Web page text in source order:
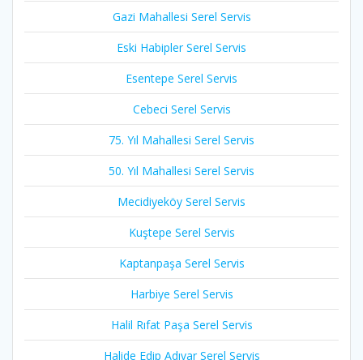
Gazi Mahallesi Serel Servis
Eski Habipler Serel Servis
Esentepe Serel Servis
Cebeci Serel Servis
75. Yıl Mahallesi Serel Servis
50. Yıl Mahallesi Serel Servis
Mecidiyeköy Serel Servis
Kuştepe Serel Servis
Kaptanpaşa Serel Servis
Harbiye Serel Servis
Halil Rıfat Paşa Serel Servis
Halide Edip Adıvar Serel Servis